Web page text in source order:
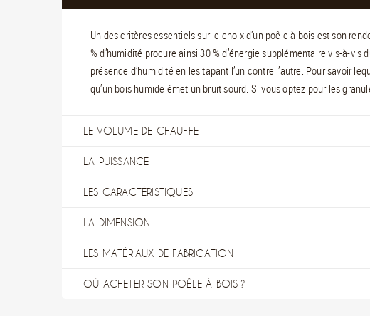
Un des critères essentiels sur le choix d’un poêle à bois est son
% d’humidité procure ainsi 30 % d’énergie supplémentaire vis-à-
présence d’humidité en les tapant l’un contre l’autre. Pour savoir
qu’un bois humide émet un bruit sourd. Si vous optez pour les
LE VOLUME DE CHAUFFE
LA PUISSANCE
LES CARACTÉRISTIQUES
LA DIMENSION
LES MATÉRIAUX DE FABRICATION
OÙ ACHETER SON POÊLE À BOIS ?